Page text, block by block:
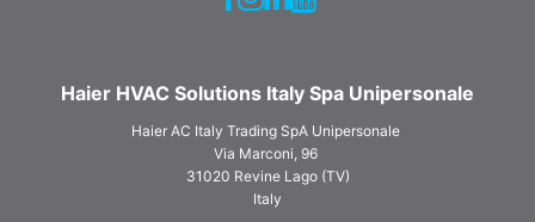
Haier HVAC Solutions Italy Spa Unipersonale
Haier AC Italy Trading SpA Unipersonale
Via Marconi, 96
31020 Revine Lago (TV)
Italy